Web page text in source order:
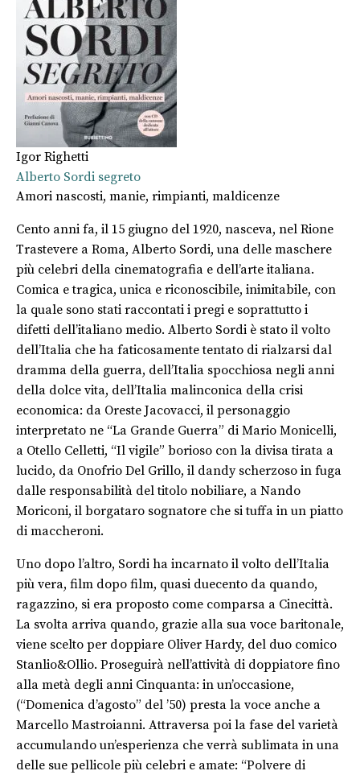
Igor Righetti
Alberto Sordi segreto
Amori nascosti, manie, rimpianti, maldicenze
Cento anni fa, il 15 giugno del 1920, nasceva, nel Rione
Trastevere a Roma, Alberto Sordi, una delle maschere
più celebri della cinematografia e dell’arte italiana.
Comica e tragica, unica e riconoscibile, inimitabile, con
la quale sono stati raccontati i pregi e soprattutto i
difetti dell’italiano medio. Alberto Sordi è stato il volto
dell’Italia che ha faticosamente tentato di rialzarsi dal
dramma della guerra, dell’Italia spocchiosa negli anni
della dolce vita, dell’Italia malinconica della crisi
economica: da Oreste Jacovacci, il personaggio
interpretato ne “La Grande Guerra” di Mario Monicelli,
a Otello Celletti, “Il vigile” borioso con la divisa tirata a
lucido, da Onofrio Del Grillo, il dandy scherzoso in fuga
dalle responsabilità del titolo nobiliare, a Nando
Moriconi, il borgataro sognatore che si tuffa in un piatto
di maccheroni.
Uno dopo l’altro, Sordi ha incarnato il volto dell’Italia
più vera, film dopo film, quasi duecento da quando,
ragazzino, si era proposto come comparsa a Cinecittà.
La svolta arriva quando, grazie alla sua voce baritonale,
viene scelto per doppiare Oliver Hardy, del duo comico
Stanlio&Ollio. Proseguirà nell’attività di doppiatore fino
alla metà degli anni Cinquanta: in un’occasione,
(“Domenica d’agosto” del ’50) presta la voce anche a
Marcello Mastroianni. Attraversa poi la fase del varietà
accumulando un’esperienza che verrà sublimata in una
delle sue pellicole più celebri e amate: “Polvere di